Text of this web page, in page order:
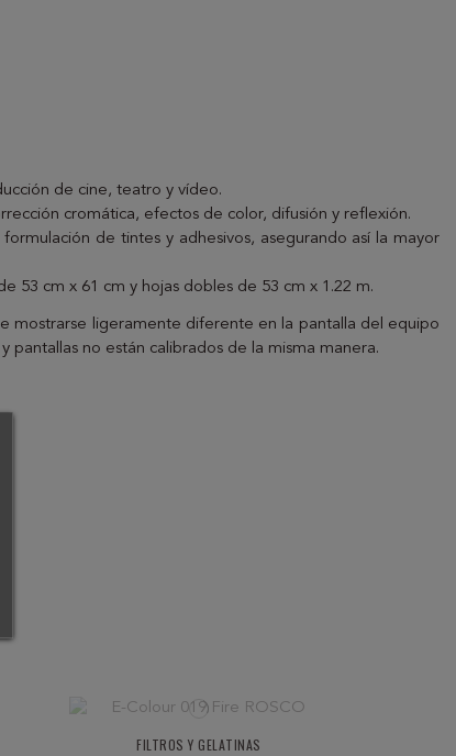
de cine, teatro y vídeo.
cromática, efectos de color, difusión y reflexión.
de tintes y adhesivos, asegurando así la mayor
53 cm x 61 cm y hojas dobles de 53 cm x 1.22 m.
mostrarse ligeramente diferente en la pantalla del equipo
no están calibrados de la misma manera.
FILTROS Y GELATINAS